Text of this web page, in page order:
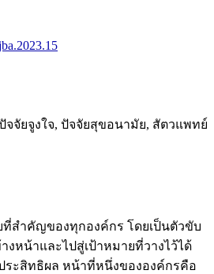
จจัยจูงใจ, ปัจจัยสุขอนามัย, สัตวแพทย์
สำคัญของทุกองค์กร โดยเป็นตัวขับ
งหน้าและไปสู่เป้าหมายที่วางไว้ได้
ระสิทธิผล หน้าที่หนึ่งขององค์กรคือ